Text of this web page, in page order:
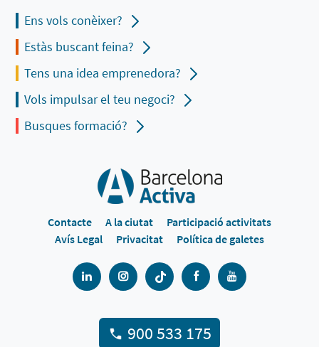
Ens vols conèixer?
Estàs buscant feina?
Tens una idea emprenedora?
Vols impulsar el teu negoci?
Busques formació?
Contacte A la ciutat
Participació activitats
Avís Legal
Privacitat Política de galetes
900 533 175